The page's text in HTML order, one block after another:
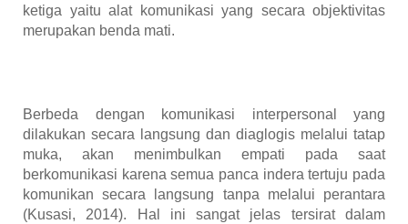
ketiga yaitu alat komunikasi yang secara objektivitas
merupakan benda mati.
Berbeda dengan komunikasi interpersonal yang
dilakukan secara langsung dan diaglogis melalui tatap
muka, akan menimbulkan empati pada saat
berkomunikasi karena semua panca indera tertuju pada
komunikan secara langsung tanpa melalui perantara
(Kusasi, 2014). Hal ini sangat jelas tersirat dalam